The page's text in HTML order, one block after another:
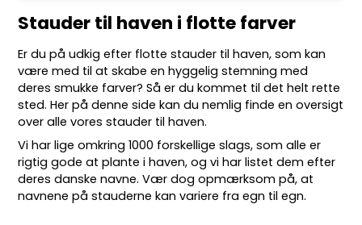
Stauder til haven i flotte farver
Er du på udkig efter flottestauder til haven, som kan
være med til at skabe en hyggelig stemning med
deres smukke farver? Så er du kommet til det helt rette
sted. Her på denne side kan du nemlig finde en oversigt
over alle vores stauder til haven.
Vi har lige omkring 1000 forskellige slags, som alle er
rigtig gode at plante i haven, og vi har listet dem efter
deres danske navne. Vær dog opmærksom på, at
navnene på stauderne kan variere fra egn til egn.